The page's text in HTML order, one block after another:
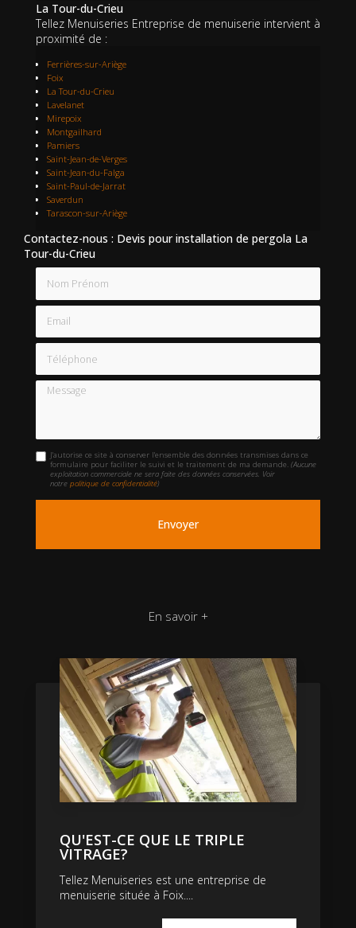
La Tour-du-Crieu
Tellez Menuiseries Entreprise de menuiserie intervient à
proximité de :
Ferrières-sur-Ariège
Foix
La Tour-du-Crieu
Lavelanet
Mirepoix
Montgailhard
Pamiers
Saint-Jean-de-Verges
Saint-Jean-du-Falga
Saint-Paul-de-Jarrat
Saverdun
Tarascon-sur-Ariège
Contactez-nous : Devis pour installation de pergola La
Tour-du-Crieu
Email
Téléphone
Message
J'autorise ce site à conserver l'ensemble des données transmises dans ce
formulaire pour faciliter le suivi et le traitement de ma demande.(Aucune
exploitation commerciale ne sera faite des données conservées. Voir
notrepolitique de confidentialité)
En savoir +
QU'EST-CE QUE LE TRIPLE
VITRAGE?
Tellez Menuiseries est une entreprise de
menuiserie située à Foix....